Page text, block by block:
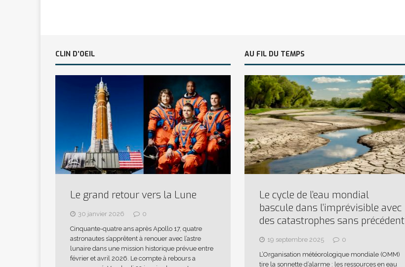
CLIN D’OEIL
Le grand retour vers la Lune
30 janvier 2026
0
Cinquante-quatre ans après Apollo 17, quatre
astronautes s’apprêtent à renouer avec l’astre
lunaire dans une mission historique prévue entre
février et avril 2026. Le compte à rebours a
AU FIL DU TEMPS
Le cycle de l’eau mondial
bascule dans l’imprévisible avec
des catastrophes sans précédent
19 septembre 2025
0
L’Organisation météorologique mondiale (OMM)
tire la sonnette d’alarme : les ressources en eau